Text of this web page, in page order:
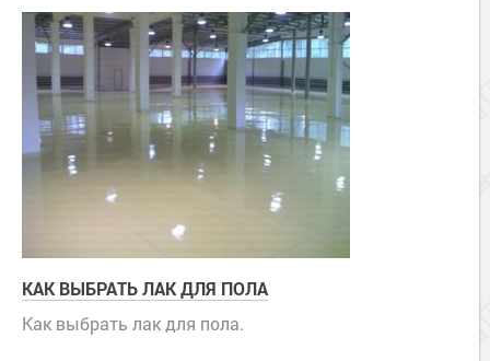
КАК ВЫБРАТЬ ЛАК ДЛЯ ПОЛА
Как выбрать лак для пола.